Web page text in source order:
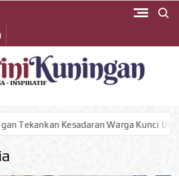
youtube
Kesadaran Warga Kunci Utama Mitigasi